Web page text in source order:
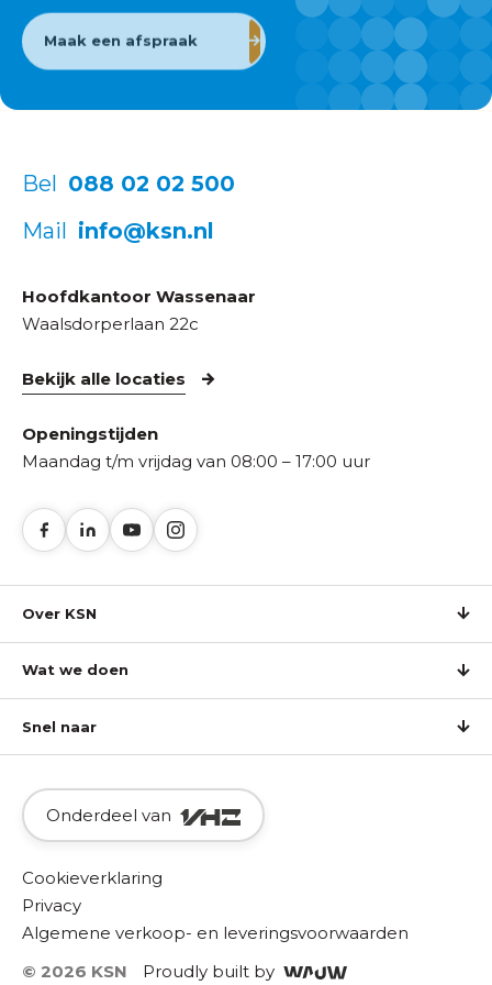
Maak een afspraak
Bel 088 02 02 500
Mail info@ksn.nl
Hoofdkantoor Wassenaar
Waalsdorperlaan 22c
Bekijk alle locaties
Openingstijden
Maandag t/m vrijdag van 08:00 – 17:00 uur
Over KSN
Wat we doen
Snel naar
Onderdeel van
Cookieverklaring
Privacy
Algemene verkoop- en leveringsvoorwaarden
© 2026 KSN
Proudly built by